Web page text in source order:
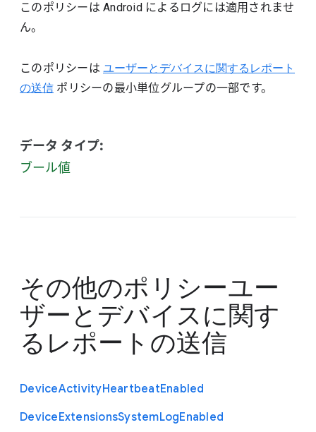
このポリシーは Android によるログには適用されませ
ん。
このポリシーはユーザーとデバイスに関するレポート
の送信 ポリシーの最小単位グループの一部です。
データ タイプ:
ブール値
その他のポリシーユー
ザーとデバイスに関す
るレポートの送信
DeviceActivityHeartbeatEnabled
DeviceExtensionsSystemLogEnabled